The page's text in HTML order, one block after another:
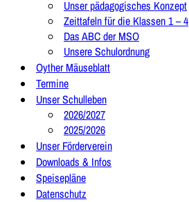
Unser pädagogisches Konzept
Zeittafeln für die Klassen 1 – 4
Das ABC der MSO
Unsere Schulordnung
Oyther Mäuseblatt
Termine
Unser Schulleben
2026/2027
2025/2026
Unser Förderverein
Downloads & Infos
Speisepläne
Datenschutz